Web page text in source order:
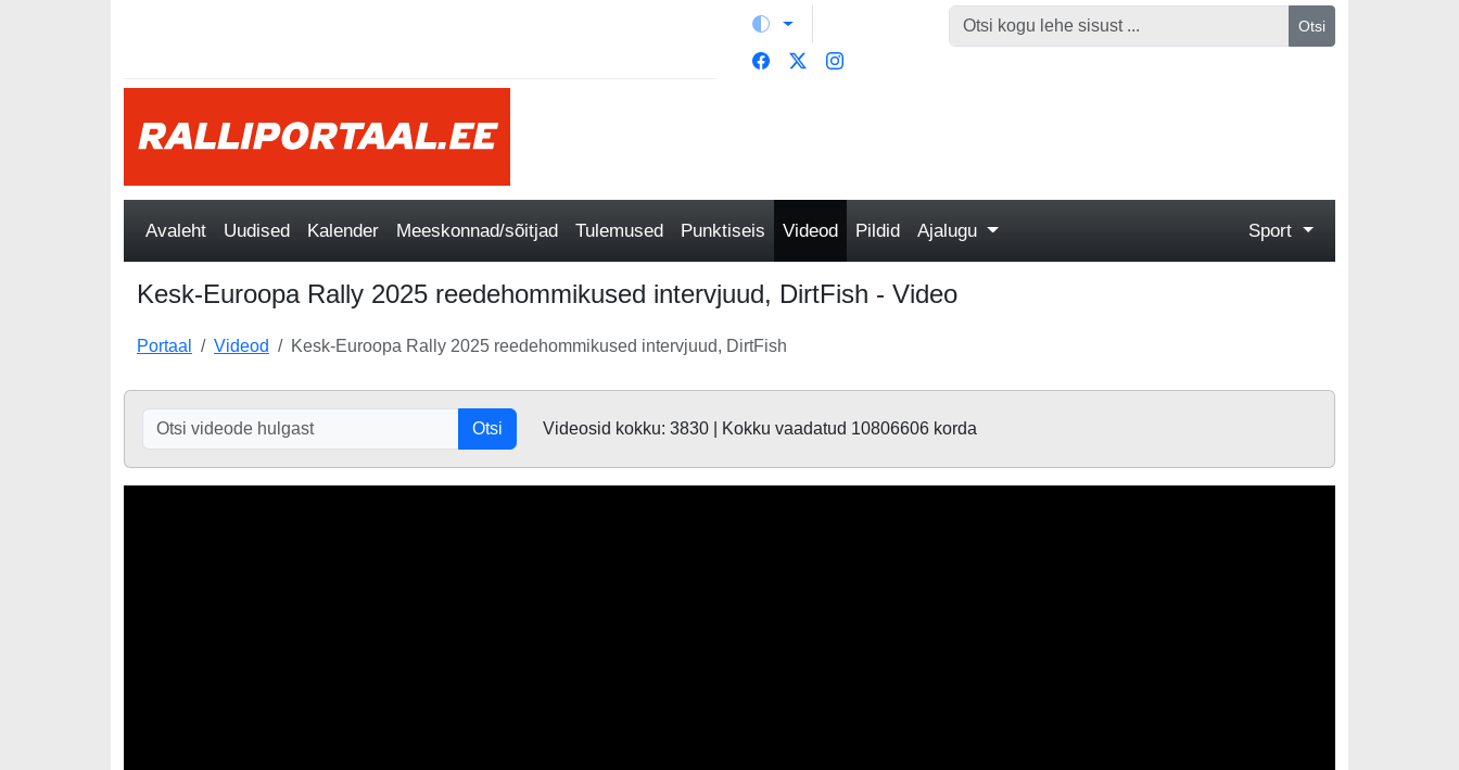
Otsi
Avaleht Uudised Kalender Meeskonnad/sõitjad Tulemused Punktiseis Videod Pildid Ajalugu Sport
Kesk-Euroopa Rally 2025 reedehommikused intervjuud, DirtFish - Video
Portaal Videod Kesk-Euroopa Rally 2025 reedehommikused intervjuud, DirtFish
Otsi Videosid kokku: 3830 | Kokku vaadatud 10806606 korda